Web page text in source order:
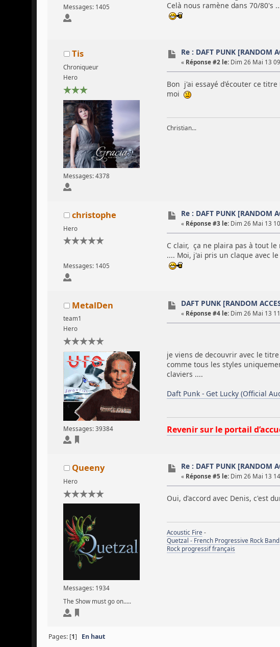
Messages: 1405
Celà nous ramène dans 70/80's
Tis
Chroniqueur
Hero
Messages: 4378
Re : DAFT PUNK [RANDOM
« Réponse #2 le: Dim 26 Mai 13
Bon j'ai essayé d'écouter ce
moi
Christian...
christophe
Hero
Messages: 1405
Re : DAFT PUNK [RANDOM
« Réponse #3 le: Dim 26 Mai 13
C clair, ça ne plaira pas à tout
.... Moi, j'ai pris un claque avec
MetalDen
team1
Hero
Messages: 39384
DAFT PUNK [RANDOM
« Réponse #4 le: Dim 26 Mai 13
je viens de decouvrir avec le
comme tous les styles
claviers ....
Daft Punk - Get Lucky (Official
Revenir sur le portail
Queeny
Hero
Messages: 1934
The Show must go on.....
Re : DAFT PUNK [RANDOM
« Réponse #5 le: Dim 26 Mai 13
Oui, d'accord avec Denis, c'est
Acoustic Fire -
Quetzal - French Progressive Rock Band
Rock progressif français
Pages: [1] En haut